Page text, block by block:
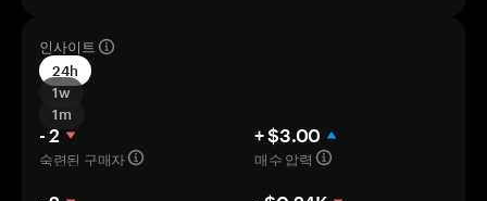
인사이트
24h
1w
1m
- 2
숙련된 구매자
+ $3.00
매수 압력